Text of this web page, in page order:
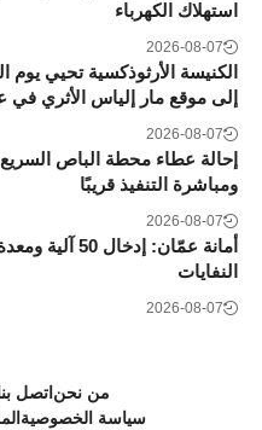
استهلاك الكهرباء
2026-08-07
الكنيسة الأرثوذكسية تحيي يوم
إلى موقع مار إلياس الأثري في
2026-08-07
إحالة عطاء محطة الباص السريع
ومباشرة التنفيذ قريبًا
2026-08-07
أمانة عمّان:
النفايات
2026-08-07
من نحن اتصل
سياسة الخصوصية